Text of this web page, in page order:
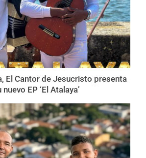
El Cantor de Jesucristo presenta
nuevo EP ‘El Atalaya’